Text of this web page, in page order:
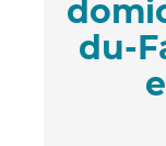
du-